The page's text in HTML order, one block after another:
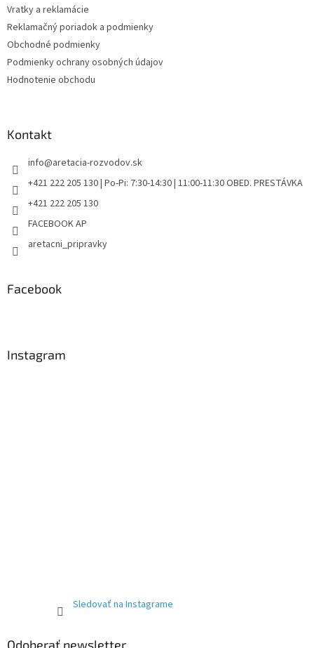
Vratky a reklamácie
Reklamačný poriadok a podmienky
Obchodné podmienky
Podmienky ochrany osobných údajov
Hodnotenie obchodu
Kontakt
info@aretacia-rozvodov.sk
+421 222 205 130 | Po-Pi: 7:30-14:30 | 11:00-11:30 OBED. PRESTÁVKA
+421 222 205 130
FACEBOOK AP
aretacni_pripravky
Facebook
Instagram
Sledovať na Instagrame
Odoberať newsletter